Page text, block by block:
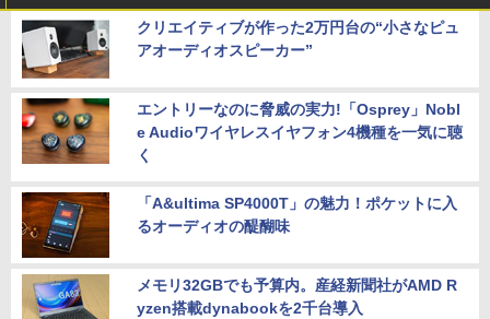
クリエイティブが作った2万円台の“小さなピュ
アオーディオスピーカー”
エントリーなのに脅威の実力!「Osprey」Nobl
e Audioワイヤレスイヤフォン4機種を一気に聴
く
「A&ultima SP4000T」の魅力！ポケットに入
るオーディオの醍醐味
メモリ32GBでも予算内。産経新聞社がAMD R
yzen搭載dynabookを2千台導入